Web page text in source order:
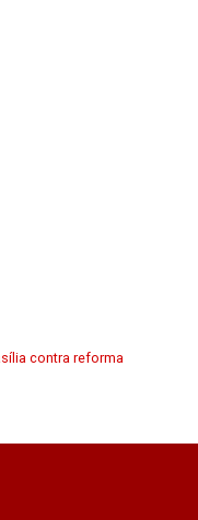
contra reforma